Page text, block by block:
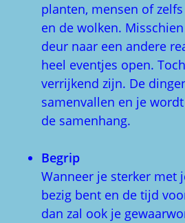
planten, mensen of
en de wolken.
deur naar een andere
heel eventjes open.
verrijkend zijn. De
samenvallen en je
de samenhang.
Begrip
Wanneer je sterker met
bezig bent en de tijd
dan zal ook je